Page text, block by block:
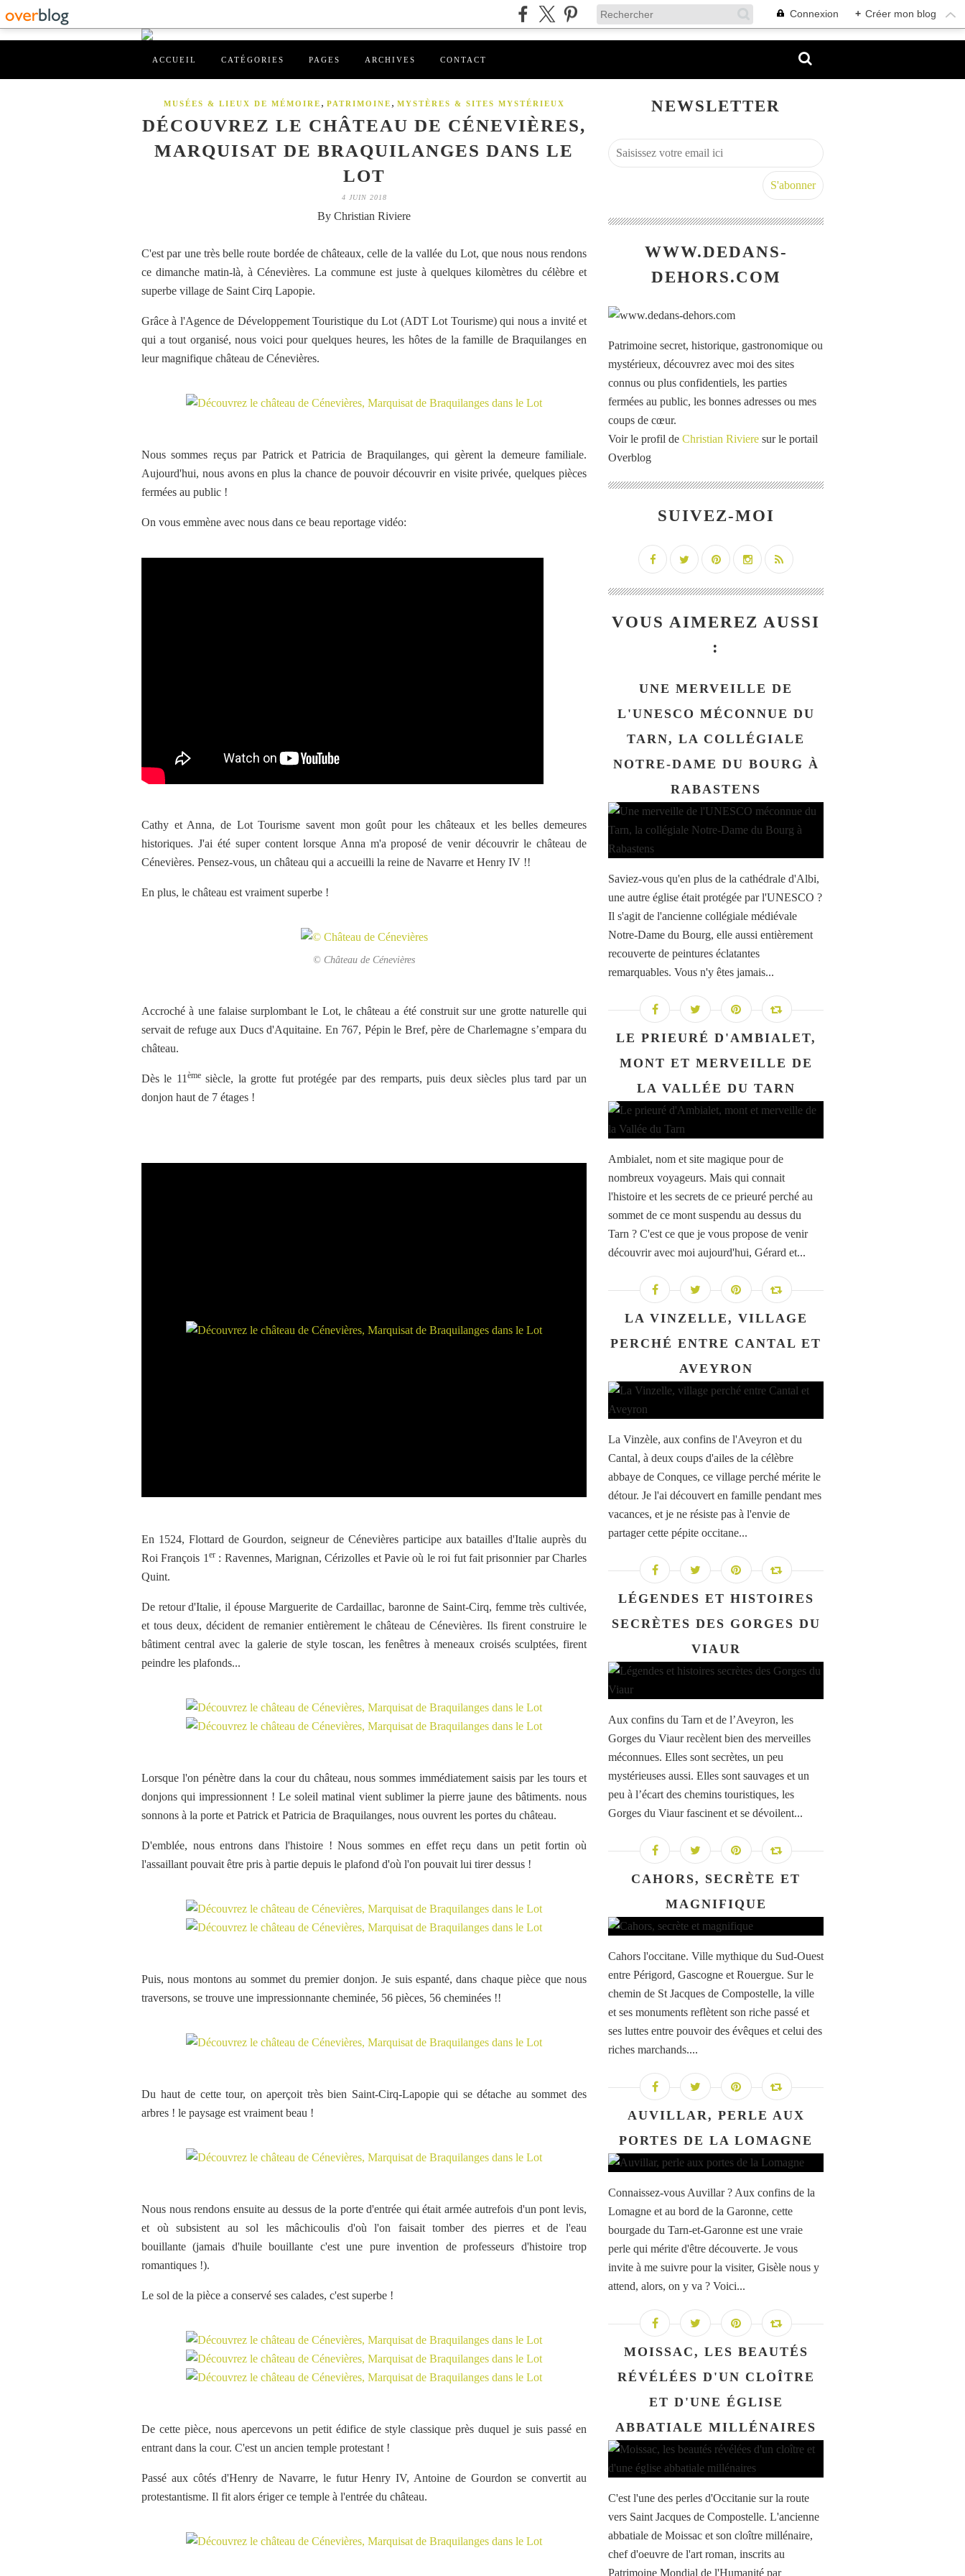
Connexion + Créer mon blog
ACCUEIL CATÉGORIES PAGES ARCHIVES CONTACT
MUSÉES & LIEUX DE MÉMOIRE , PATRIMOINE , MYSTÈRES & SITES MYSTÉRIEUX
DÉCOUVREZ LE CHÂTEAU DE CÉNEVIÈRES,
MARQUISAT DE BRAQUILANGES DANS LE
LOT
4 JUIN 2018
By Christian Riviere
C'est par une très belle route bordée de châteaux, celle de la vallée du Lot, que nous nous rendons
ce dimanche matin-là, à Cénevières. La commune est juste à quelques kilomètres du célèbre et
superbe village de Saint Cirq Lapopie.
Grâce à l'Agence de Développement Touristique du Lot (ADT Lot Tourisme) qui nous a invité et
qui a tout organisé, nous voici pour quelques heures, les hôtes de la famille de Braquilanges en
leur magnifique château de Cénevières.
Nous sommes reçus par Patrick et Patricia de Braquilanges, qui gèrent la demeure familiale.
Aujourd'hui, nous avons en plus la chance de pouvoir découvrir en visite privée, quelques pièces
fermées au public !
On vous emmène avec nous dans ce beau reportage vidéo:
Cathy et Anna, de Lot Tourisme savent mon goût pour les châteaux et les belles demeures
historiques. J'ai été super content lorsque Anna m'a proposé de venir découvrir le château de
Cénevières. Pensez-vous, un château qui a accueilli la reine de Navarre et Henry IV !!
En plus, le château est vraiment superbe !
© Château de Cénevières
Accroché à une falaise surplombant le Lot, le château a été construit sur une grotte naturelle qui
servait de refuge aux Ducs d'Aquitaine. En 767, Pépin le Bref, père de Charlemagne s’empara du
château.
Dès le 11 èmesiècle, la grotte fut protégée par des remparts, puis deux siècles plus tard par un
donjon haut de 7 étages !
En 1524, Flottard de Gourdon, seigneur de Cénevières participe aux batailles d'Italie auprès du
Roi François 1 er: Ravennes, Marignan, Cérizolles et Pavie où le roi fut fait prisonnier par Charles
Quint.
De retour d'Italie, il épouse Marguerite de Cardaillac, baronne de Saint-Cirq, femme très cultivée,
et tous deux, décident de remanier entièrement le château de Cénevières. Ils firent construire le
bâtiment central avec la galerie de style toscan, les fenêtres à meneaux croisés sculptées, firent
peindre les plafonds...
Lorsque l'on pénètre dans la cour du château, nous sommes immédiatement saisis par les tours et
donjons qui impressionnent ! Le soleil matinal vient sublimer la pierre jaune des bâtiments. nous
sonnons à la porte et Patrick et Patricia de Braquilanges, nous ouvrent les portes du château.
D'emblée, nous entrons dans l'histoire ! Nous sommes en effet reçu dans un petit fortin où
l'assaillant pouvait être pris à partie depuis le plafond d'où l'on pouvait lui tirer dessus !
Puis, nous montons au sommet du premier donjon. Je suis espanté, dans chaque pièce que nous
traversons, se trouve une impressionnante cheminée, 56 pièces, 56 cheminées !!
Du haut de cette tour, on aperçoit très bien Saint-Cirq-Lapopie qui se détache au sommet des
arbres ! le paysage est vraiment beau !
Nous nous rendons ensuite au dessus de la porte d'entrée qui était armée autrefois d'un pont levis,
et où subsistent au sol les mâchicoulis d'où l'on faisait tomber des pierres et de l'eau
bouillante (jamais d'huile bouillante c'est une pure invention de professeurs d'histoire trop
romantiques !).
Le sol de la pièce a conservé ses calades, c'est superbe !
De cette pièce, nous apercevons un petit édifice de style classique près duquel je suis passé en
entrant dans la cour. C'est un ancien temple protestant !
Passé aux côtés d'Henry de Navarre, le futur Henry IV, Antoine de Gourdon se convertit au
protestantisme. Il fit alors ériger ce temple à l'entrée du château.
NEWSLETTER
WWW.DEDANS-
DEHORS.COM
Patrimoine secret, historique, gastronomique ou
mystérieux, découvrez avec moi des sites
connus ou plus confidentiels, les parties
fermées au public, les bonnes adresses ou mes
coups de cœur.
Voir le profil de Christian Riviere sur le portail
Overblog
SUIVEZ-MOI
VOUS AIMEREZ AUSSI
:
UNE MERVEILLE DE
L'UNESCO MÉCONNUE DU
TARN, LA COLLÉGIALE
NOTRE-DAME DU BOURG À
RABASTENS
Saviez-vous qu'en plus de la cathédrale d'Albi,
une autre église était protégée par l'UNESCO ?
Il s'agit de l'ancienne collégiale médiévale
Notre-Dame du Bourg, elle aussi entièrement
recouverte de peintures éclatantes
remarquables. Vous n'y êtes jamais...
LE PRIEURÉ D'AMBIALET,
MONT ET MERVEILLE DE
LA VALLÉE DU TARN
Ambialet, nom et site magique pour de
nombreux voyageurs. Mais qui connait
l'histoire et les secrets de ce prieuré perché au
sommet de ce mont suspendu au dessus du
Tarn ? C'est ce que je vous propose de venir
découvrir avec moi aujourd'hui, Gérard et...
LA VINZELLE, VILLAGE
PERCHÉ ENTRE CANTAL ET
AVEYRON
La Vinzèle, aux confins de l'Aveyron et du
Cantal, à deux coups d'ailes de la célèbre
abbaye de Conques, ce village perché mérite le
détour. Je l'ai découvert en famille pendant mes
vacances, et je ne résiste pas à l'envie de
partager cette pépite occitane...
LÉGENDES ET HISTOIRES
SECRÈTES DES GORGES DU
VIAUR
Aux confins du Tarn et de l’Aveyron, les
Gorges du Viaur recèlent bien des merveilles
méconnues. Elles sont secrètes, un peu
mystérieuses aussi. Elles sont sauvages et un
peu à l’écart des chemins touristiques, les
Gorges du Viaur fascinent et se dévoilent...
CAHORS, SECRÈTE ET
MAGNIFIQUE
Cahors l'occitane. Ville mythique du Sud-Ouest
entre Périgord, Gascogne et Rouergue. Sur le
chemin de St Jacques de Compostelle, la ville
et ses monuments reflètent son riche passé et
ses luttes entre pouvoir des évêques et celui des
riches marchands....
AUVILLAR, PERLE AUX
PORTES DE LA LOMAGNE
Connaissez-vous Auvillar ? Aux confins de la
Lomagne et au bord de la Garonne, cette
bourgade du Tarn-et-Garonne est une vraie
perle qui mérite d'être découverte. Je vous
invite à me suivre pour la visiter, Gisèle nous y
attend, alors, on y va ? Voici...
MOISSAC, LES BEAUTÉS
RÉVÉLÉES D'UN CLOÎTRE
ET D'UNE ÉGLISE
ABBATIALE MILLÉNAIRES
C'est l'une des perles d'Occitanie sur la route
vers Saint Jacques de Compostelle. L'ancienne
abbatiale de Moissac et son cloître millénaire,
chef d'oeuvre de l'art roman, inscrits au
Patrimoine Mondial de l'Humanité par